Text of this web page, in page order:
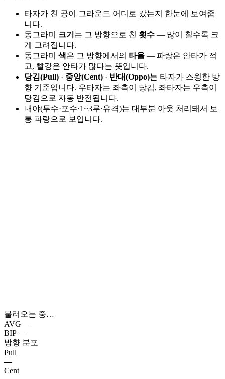
타자가 친 공이 그라운드 어디로 갔는지 한눈에 보여줍
니다.
동그라미 크기 는 그 방향으로 친 횟수 — 많이 칠수록 크
게 그려집니다.
동그라미 색은 그 방향에서의 타율 — 파랑은 안타가 적
고, 빨강은 안타가 많다는 뜻입니다.
당김(Pull) · 중앙(Cent) · 반대(Oppo)는 타자가 스윙한 방
향 기준입니다. 우타자는 좌측이 당김, 좌타자는 우측이
당김으로 자동 반전됩니다.
내야(투수·포수·1~3루·유격)는 대부분 아웃 처리돼서 보
통 파랑으로 보입니다.
불러오는 중…
AVG —
BIP —
방향 분포
Pull
—
Cent